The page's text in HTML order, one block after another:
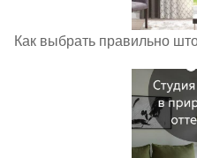
Как выбрать правильно